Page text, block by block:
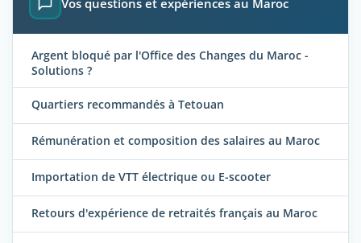
Vos questions et expériences au Maroc
Argent bloqué par l'Office des Changes du Maroc -
Solutions ?
Quartiers recommandés à Tetouan
Rémunération et composition des salaires au Maroc
Importation de VTT électrique ou E-scooter
Retours d'expérience de retraités français au Maroc